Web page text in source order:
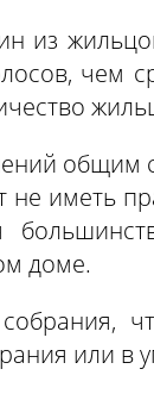
из
чем
общим
не иметь
доме.
или